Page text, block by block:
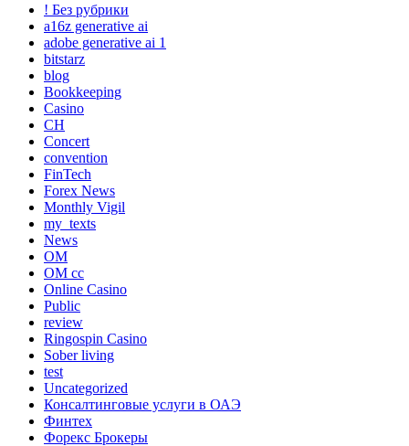
! Без рубрики
a16z generative ai
adobe generative ai 1
bitstarz
blog
Bookkeeping
Casino
CH
Concert
convention
FinTech
Forex News
Monthly Vigil
my_texts
News
OM
OM cc
Online Casino
Public
review
Ringospin Casino
Sober living
test
Uncategorized
Консалтинговые услуги в ОАЭ
Финтех
Форекс Брокеры